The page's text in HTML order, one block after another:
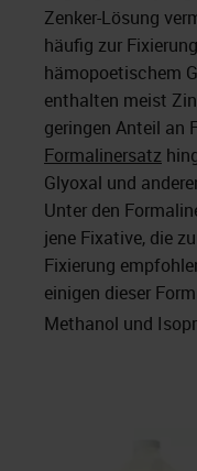
Zenker-Lösung
häufig zur
hämopoetischem
enthalten meist
geringen Anteil an
Formalinersatz
Glyoxal und
Unter den
jene Fixative, die
Fixierung
einigen dieser
Methanol und